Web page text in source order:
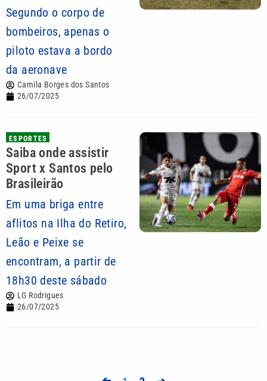
Segundo o corpo de
bombeiros, apenas o
piloto estava a bordo
da aeronave
Camila Borges dos Santos
26/07/2025
ESPORTES
Saiba onde assistir
Sport x Santos pelo
Brasileirão
Em uma briga entre
aflitos na Ilha do Retiro,
Leão e Peixe se
encontram, a partir de
18h30 deste sábado
LG Rodrigues
26/07/2025